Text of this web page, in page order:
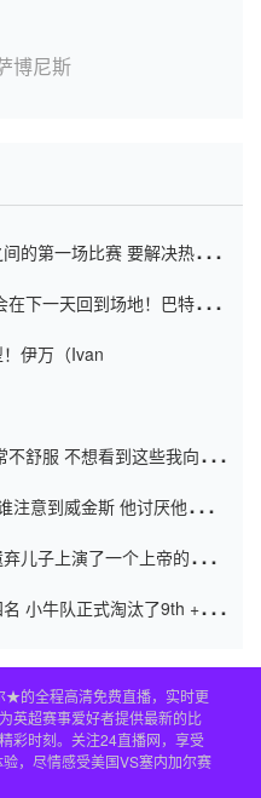
博尼斯
的第一场比赛 要解决热情的
下一天回到场地！巴特勒迈
伊万（Ivan
不舒服 不想看到这些我向他
注意到威金斯 他讨厌他的老
儿子上演了一个上帝的剧
小牛队正式淘汰了9th + 76
的全程高清免费直播，实时更
英超赛事爱好者提供最新的比
彩时刻。关注24直播网，享受
，尽情感受美国VS塞内加尔赛